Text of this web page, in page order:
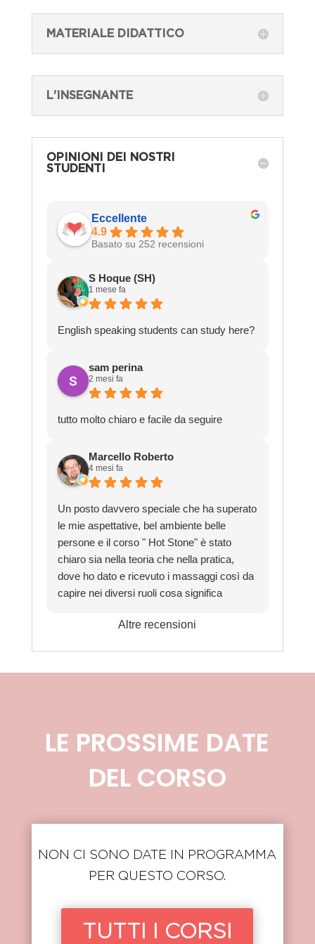
MATERIALE DIDATTICO
L'INSEGNANTE
OPINIONI DEI NOSTRI
STUDENTI
Eccellente
4.9
Basato su 252 recensioni
S Hoque (SH)
1 mese fa
English speaking students can study here?
sam perina
2 mesi fa
tutto molto chiaro e facile da seguire
Marcello Roberto
4 mesi fa
Un posto davvero speciale che ha superato
le mie aspettative, bel ambiente belle
persone e il corso " Hot Stone" è stato
chiaro sia nella teoria che nella pratica,
dove ho dato e ricevuto i massaggi così da
capire nei diversi ruoli cosa significa
Grazie davvero per la bella esperienza.
Altre recensioni
LE PROSSIME DATE
DEL CORSO
NON CI SONO DATE IN PROGRAMMA
PER QUESTO CORSO.
TUTTI I CORSI